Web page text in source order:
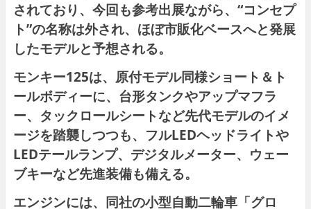
されており、今回も参考出展ながら、“コンセプ
ト”の名称は外され、ほぼ市販化ベースへと発展
したモデルと予想される。
モンキー125は、原付モデル同様ショート＆ト
ールボディーに、台形タンクやアップマフラ
ー、タックロールシートなど先代モデルのイメ
ージを踏襲しつつも、フルLEDヘッドライトや
LEDテールランプ、デジタルメーター、ウェー
ブキーなど先進装備も備える。
エンジンには、同社の小型自動二輪車「グロ